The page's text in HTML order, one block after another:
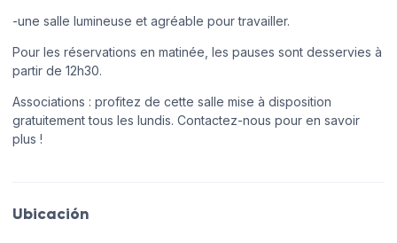
-une salle lumineuse et agréable pour travailler.
Pour les réservations en matinée, les pauses sont desservies à
partir de 12h30.
Associations : profitez de cette salle mise à disposition
gratuitement tous les lundis. Contactez-nous pour en savoir
plus !
Ubicación